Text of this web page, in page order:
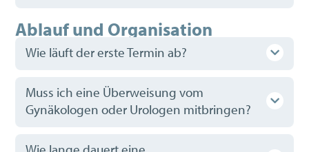
Ablauf und Organisation
Wie läuft der erste Termin ab?
Muss ich eine Überweisung vom
Gynäkologen oder Urologen mitbringen?